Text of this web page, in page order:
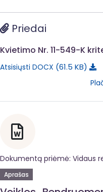
Priedai
Kvietimo Nr. 11-549-K
Atsisiųsti DOCX 61.5 KB
Dokumentą priėmė: Vidaus
Aprašas